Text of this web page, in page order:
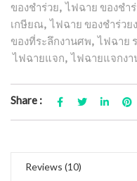
ของชำร่วย, ไฟฉาย ของชำ
เกษียณ, ไฟฉาย ของชำร่วย
ของที่ระลึกงานศพ, ไฟฉาย
ไฟฉายแจก, ไฟฉายแจกง
Share :
Reviews (10)